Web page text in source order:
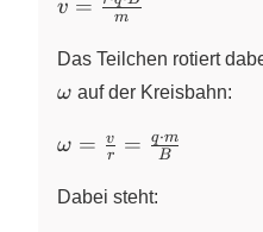
\cdot v \cdot B
\cdot B}
{m}
v = m
Das Teilchen rotiert
ω auf der Kreisbahn:
\omega=\frac{v}
\cdot m}{B}
ω = r
v = B
q⋅m
Dabei steht: